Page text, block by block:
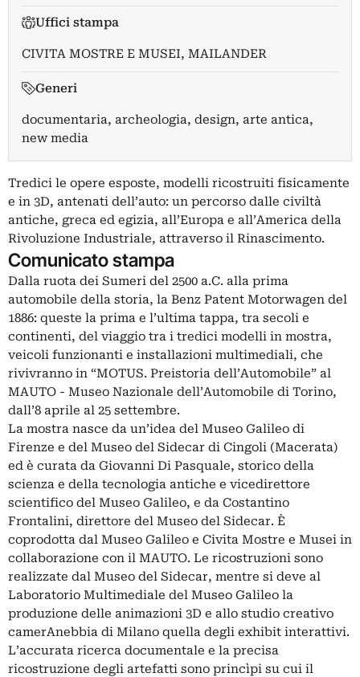
Uffici stampa
CIVITA MOSTRE E MUSEI, MAILANDER
Generi
documentaria, archeologia, design, arte antica,
new media
Tredici le opere esposte, modelli ricostruiti fisicamente
e in 3D, antenati dell’auto: un percorso dalle civiltà
antiche, greca ed egizia, all’Europa e all’America della
Rivoluzione Industriale, attraverso il Rinascimento.
Comunicato stampa
Dalla ruota dei Sumeri del 2500 a.C. alla prima
automobile della storia, la Benz Patent Motorwagen del
1886: queste la prima e l’ultima tappa, tra secoli e
continenti, del viaggio tra i tredici modelli in mostra,
veicoli funzionanti e installazioni multimediali, che
rivivranno in “MOTUS. Preistoria dell’Automobile” al
MAUTO - Museo Nazionale dell’Automobile di Torino,
dall’8 aprile al 25 settembre.
La mostra nasce da un’idea del Museo Galileo di
Firenze e del Museo del Sidecar di Cingoli (Macerata)
ed è curata da Giovanni Di Pasquale, storico della
scienza e della tecnologia antiche e vicedirettore
scientifico del Museo Galileo, e da Costantino
Frontalini, direttore del Museo del Sidecar. È
coprodotta dal Museo Galileo e Civita Mostre e Musei in
collaborazione con il MAUTO. Le ricostruzioni sono
realizzate dal Museo del Sidecar, mentre si deve al
Laboratorio Multimediale del Museo Galileo la
produzione delle animazioni 3D e allo studio creativo
camerAnebbia di Milano quella degli exhibit interattivi.
L’accurata ricerca documentale e la precisa
ricostruzione degli artefatti sono princìpi su cui il